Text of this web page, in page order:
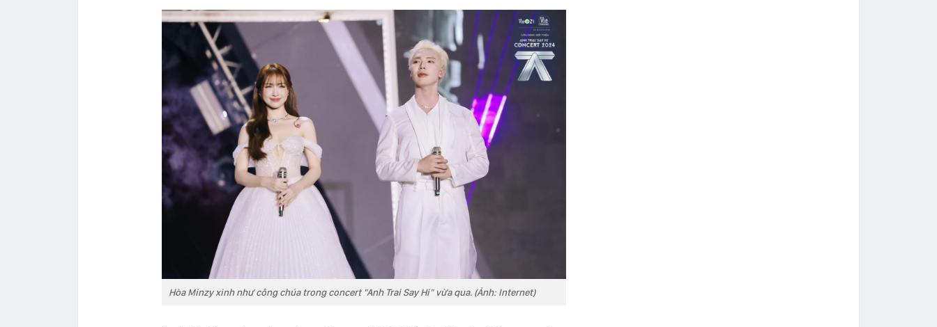
Hòa Minzy xinh như công chúa trong concert "Anh Trai Say Hi" vừa qua. (Ảnh: Internet)